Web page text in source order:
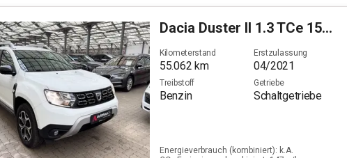
Dacia Duster II 1.3 TCe 150 Celebration 2WD GPF (EU 6d)
Kilometerstand
55.062 km
Erstzulassung
04/2021
Treibstoff
Benzin
Getriebe
Schaltgetriebe
Energieverbrauch (kombiniert): k.A.